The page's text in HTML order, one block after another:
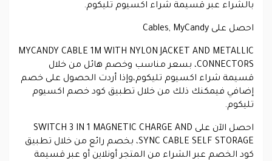
بالشراء عبر قسيمة شراء اكسيوم تليكوم.
احصل على Cables, MyCandy
MYCANDY CABLE 1M WITH NYLON JACKET AND METALLIC
CONNECTORS، بسعر مناسب وخصم هائل من خلال
قسيمة شراء اكسيوم تليكوم،وإذا أردت الحصول على خصم
إضافي فيمكنك ذلك من خلال تطبيق كود خصم اكسيوم
تليكوم.
احصل الآن على SWITCH 3 IN 1 MAGNETIC CHARGE AND
SYNC CABLE SELF STORAGE، بخصم رائع من خلال تطبيق
كود الخصم عبر الشراء من المتجر أونلاين أو عبر قسيمة